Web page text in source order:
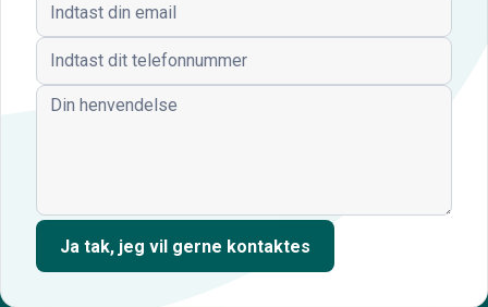
Telefonnummer
Henvendelse
Ja tak, jeg vil gerne kontaktes